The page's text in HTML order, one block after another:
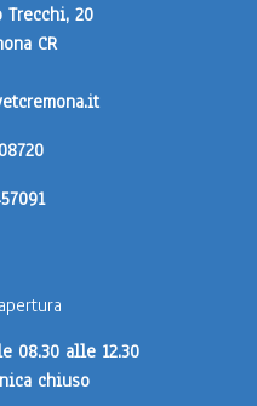
20
CR
08.30 alle 12.30
chiuso